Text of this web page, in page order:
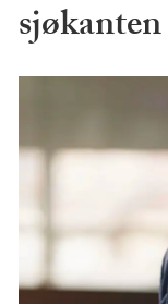
sjøkanten